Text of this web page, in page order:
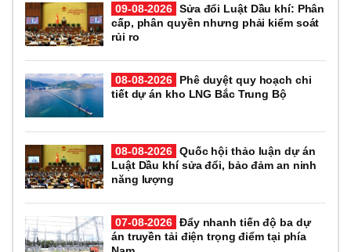
09-08-2026 Sửa đổi Luật Dầu khí: Phân
cấp, phân quyền nhưng phải kiểm soát
rủi ro
08-08-2026
Phê duyệt quy hoạch chi
tiết dự án kho LNG Bắc Trung Bộ
08-08-2026 Quốc hội thảo luận dự án
Luật Dầu khí sửa đổi, bảo đảm an ninh
năng lượng
07-08-2026 Đẩy nhanh tiến độ ba dự
án truyền tải điện trọng điểm tại phía